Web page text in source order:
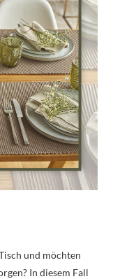
und möchten
In diesem Fall